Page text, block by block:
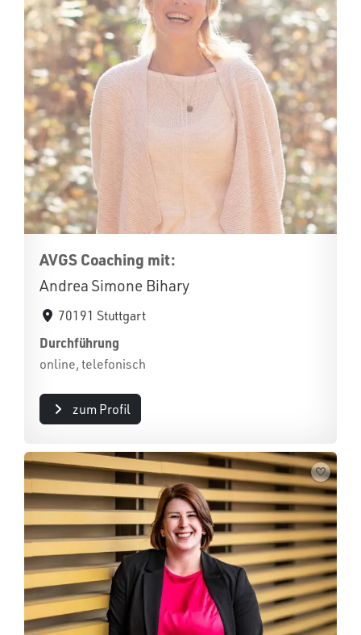
AVGS Coaching mit:
Andrea Simone Bihary
70191 Stuttgart
Durchführung
online, telefonisch
zum Profil